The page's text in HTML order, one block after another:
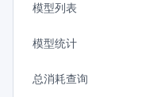
模型列表
模型统计
总消耗查询